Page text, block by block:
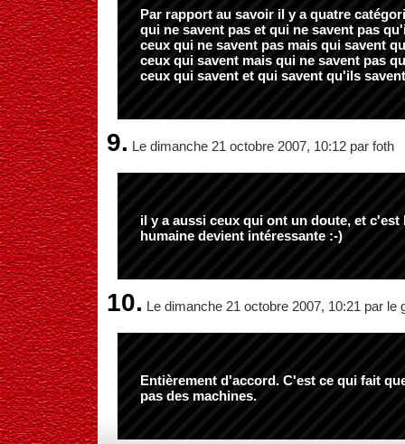
Par rapport au savoir il y a quatre
qui ne savent pas et qui ne savent pas
ceux qui ne savent pas mais qui savent
ceux qui savent mais qui ne savent pas
ceux qui savent et qui savent qu'ils
9. Le dimanche 21 octobre 2007, 10:12 par foth
il y a aussi ceux qui ont un doute, et c'est
humaine devient intéressante :-)
10. Le dimanche 21 octobre 2007, 10:21 par le
Entièrement d'accord. C'est ce qui fait
pas des machines.